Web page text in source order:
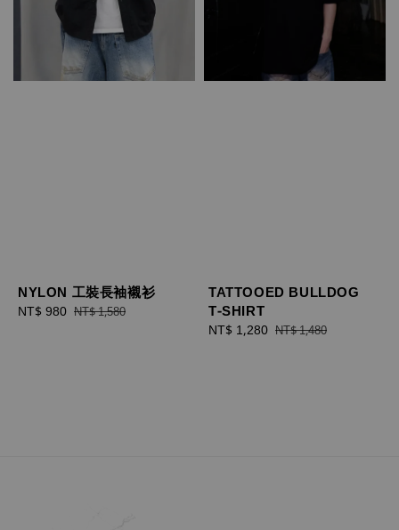
NYLON 工裝長袖襯衫
Sale
NT$ 980 Regular
NT$ 1,580
TATTOOED BULLDOG
T-SHIRT
Sale
NT$ 1,280 Regular
NT$ 1,480